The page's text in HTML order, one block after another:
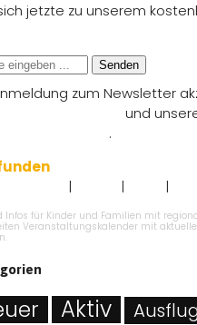
jetzte zu unserem
Senden
zum Newsletter
und
.
| | |
Infos für Kinder und Familien mit
Veranstaltungskalender mit
Aktiv